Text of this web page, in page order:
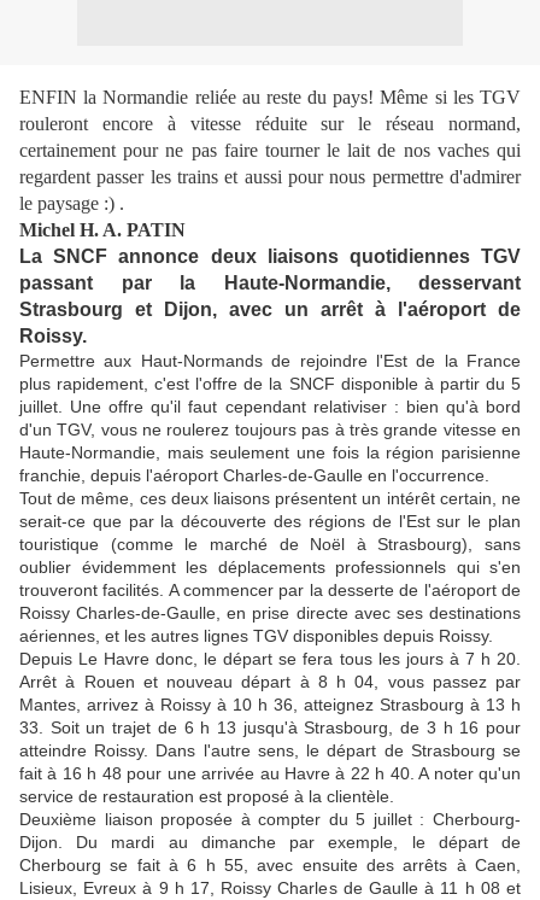
ENFIN la Normandie reliée au reste du pays! Même si les TGV
rouleront encore à vitesse réduite sur le réseau normand,
certainement pour ne pas faire tourner le lait de nos vaches qui
regardent passer les trains et aussi pour nous permettre d'admirer
le paysage :) .
Michel H. A. PATIN
La SNCF annonce deux liaisons quotidiennes TGV
passant par la Haute-Normandie, desservant
Strasbourg et Dijon, avec un arrêt à l'aéroport de
Roissy.
Permettre aux Haut-Normands de rejoindre l'Est de la France
plus rapidement, c'est l'offre de la SNCF disponible à partir du 5
juillet. Une offre qu'il faut cependant relativiser : bien qu'à bord
d'un TGV, vous ne roulerez toujours pas à très grande vitesse en
Haute-Normandie, mais seulement une fois la région parisienne
franchie, depuis l'aéroport Charles-de-Gaulle en l'occurrence.
Tout de même, ces deux liaisons présentent un intérêt certain, ne
serait-ce que par la découverte des régions de l'Est sur le plan
touristique (comme le marché de Noël à Strasbourg), sans
oublier évidemment les déplacements professionnels qui s'en
trouveront facilités. A commencer par la desserte de l'aéroport de
Roissy Charles-de-Gaulle, en prise directe avec ses destinations
aériennes, et les autres lignes TGV disponibles depuis Roissy.
Depuis Le Havre donc, le départ se fera tous les jours à 7 h 20.
Arrêt à Rouen et nouveau départ à 8 h 04, vous passez par
Mantes, arrivez à Roissy à 10 h 36, atteignez Strasbourg à 13 h
33. Soit un trajet de 6 h 13 jusqu'à Strasbourg, de 3 h 16 pour
atteindre Roissy. Dans l'autre sens, le départ de Strasbourg se
fait à 16 h 48 pour une arrivée au Havre à 22 h 40. A noter qu'un
service de restauration est proposé à la clientèle.
Deuxième liaison proposée à compter du 5 juillet : Cherbourg-
Dijon. Du mardi au dimanche par exemple, le départ de
Cherbourg se fait à 6 h 55, avec ensuite des arrêts à Caen,
Lisieux, Evreux à 9 h 17, Roissy Charles de Gaulle à 11 h 08 et